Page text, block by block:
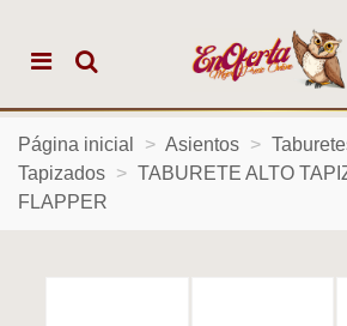
Página inicial > Asientos >
Tapizados > TABURETE ALTO
FLAPPER